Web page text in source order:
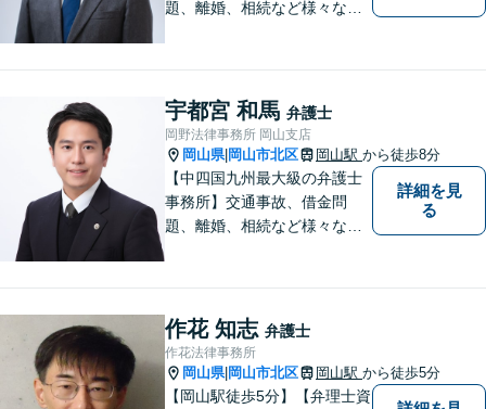
題、離婚、相続など様々な問
い！
宇都宮 和馬 弁護士
岡野法律事務所 岡山支店
岡山県| 岡山市北区 岡山駅 から徒歩8分
【中四国九州最大級の弁護士
事務所】交通事故、借金問
題、離婚、相続など様々な問
い！
詳細を見
る
作花 知志 弁護士
作花法律事務所
岡山県| 岡山市北区 岡山駅 から徒歩5分
【岡山駅徒歩5分】【弁理士資